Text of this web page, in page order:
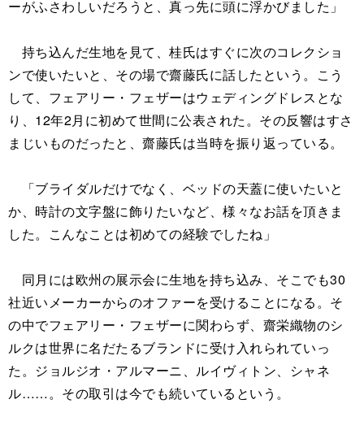
ーがふさわしいだろうと、真っ先に頭に浮かびました」
持ち込んだ生地を見て、桂氏はすぐに次のコレクショ
ンで使いたいと、その場で齋藤氏に話したという。こう
して、フェアリー・フェザーはウェディングドレスとな
り、12年2月に初めて世間に公表された。その反響はすさ
まじいものだったと、齋藤氏は当時を振り返っている。
「ブライダルだけでなく、ベッドの天蓋に使いたいと
か、時計の文字盤に飾りたいなど、様々なお話を頂きま
した。こんなことは初めての経験でしたね」
同月には欧州の展示会に生地を持ち込み、そこでも30
社近いメーカーからのオファーを受けることになる。そ
の中でフェアリー・フェザーに関わらず、齋栄織物のシ
ルクは世界に名だたるブランドに受け入れられていっ
た。ジョルジオ・アルマーニ、ルイヴィトン、シャネ
ル……。その取引は今でも続いているという。